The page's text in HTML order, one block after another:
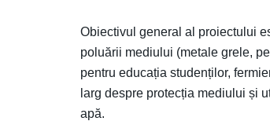
Obiectivul general al proiectului
poluării mediului (metale grele,
pentru educația studenților,
larg despre protecția mediului și
apă.